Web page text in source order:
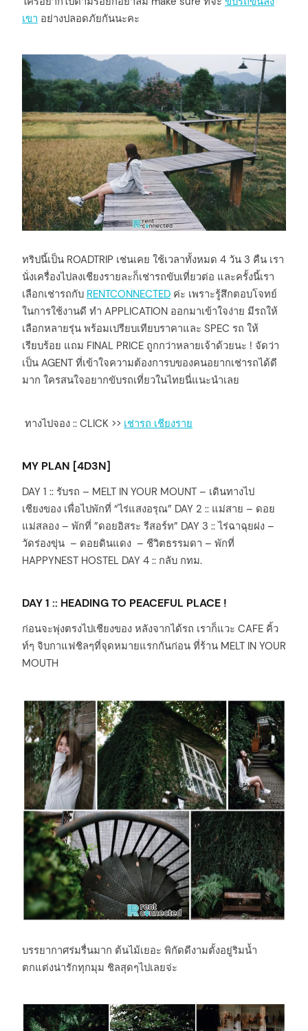
เขา อย่างปลอดภัยกันนะคะ
ทริปนี้เป็น ROADTRIP เช่นเคย ใช้เวลาทั้งหมด 4 วัน 3 คืน เรา
นั่งเครื่องไปลงเชียงรายละก็เช่ารถขับเที่ยวต่อ และครั้งนี้เรา
เลือกเช่ารถกับ RENTCONNECTED ค่ะ เพราะรู้สึกตอบโจทย์
ในการใช้งานดี ทำ APPLICATION ออกมาเข้าใจง่าย มีรถให้
เลือกหลายรุ่น พร้อมเปรียบเทียบราคาและ SPEC รถ ให้
เรียบร้อย แถม FINAL PRICE ถูกกว่าหลายเจ้าด้วยนะ ! จัดว่า
เป็น AGENT ที่เข้าใจความต้องการบของคนอยากเช่ารถได้ดี
มาก ใครสนใจอยากขับรถเที่ยวในไทยนี่แนะนำเลย
ทางไปจอง :: CLICK >> เช่ารถ เชียงราย
MY PLAN [4D3N]
DAY 1 :: รับรถ – MELT IN YOUR MOUNT – เดินทางไป
เชียงของ เพื่อไปพักที่ “ไร่แสงอรุณ” DAY 2 :: แม่สาย – ดอย
แม่สลอง – พักที่ ”ดอยอิสระ รีสอร์ท” DAY 3 :: ไร่ฉาฉุยฝง –
วัดร่องขุ่น – ดอยดินแดง – ชีวิตธรรมดา – พักที่
HAPPYNEST HOSTEL DAY 4 :: กลับ กทม.
DAY 1 :: HEADING TO PEACEFUL PLACE !
ก่อนจะพุ่งตรงไปเชียงของ หลังจากได้รถ เราก็แวะ CAFE คิ้ว
ท์ๆ จิบกาแฟชิลๆที่จุดหมายแรกกันก่อน ที่ร้าน MELT IN YOUR
MOUTH
บรรยากาศร่มรื่นมาก ต้นไม้เยอะ พิกัดดีงามตั้งอยู่ริมน้ำ
ตกแต่งน่ารักทุกมุม ชิลสุดๆไปเลยจ่ะ